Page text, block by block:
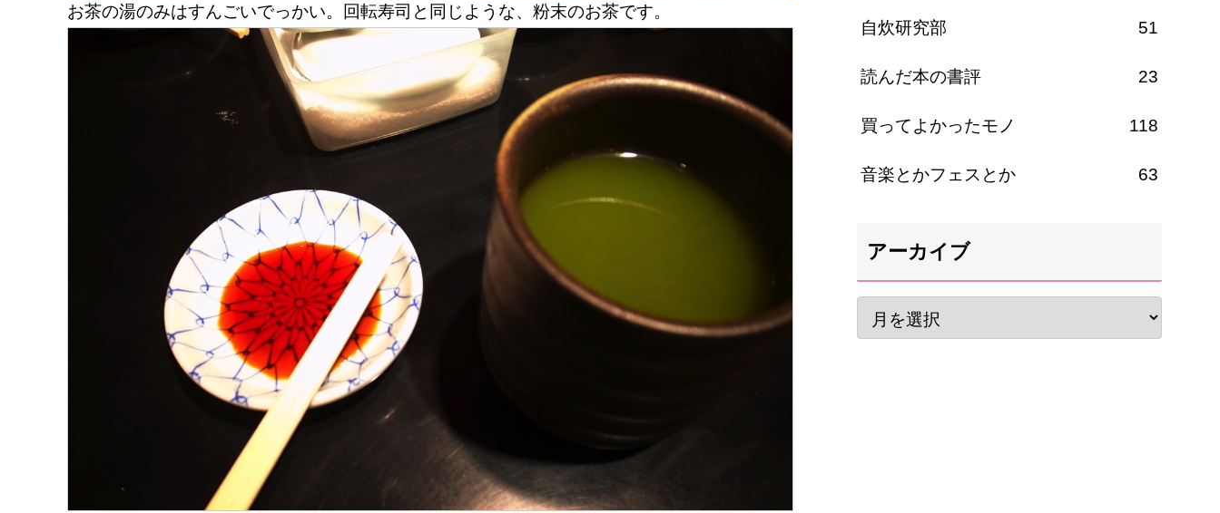
お茶の湯のみはすんごいでっかい。回転寿司と同じような、粉末のお茶です。
自炊研究部 51
読んだ本の書評 23
買ってよかったモノ 118
音楽とかフェスとか 63
アーカイブ